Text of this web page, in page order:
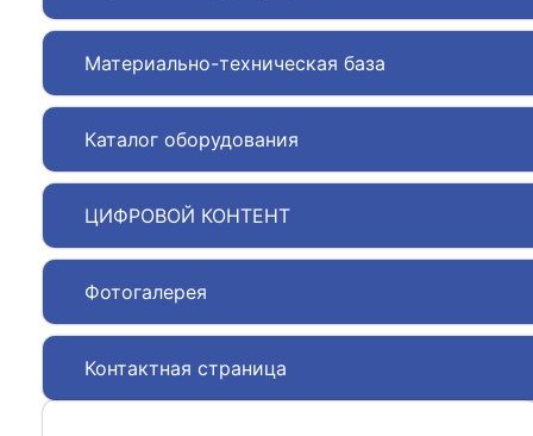
Материально-техническая база
Каталог оборудования
ЦИФРОВОЙ КОНТЕНТ
Фотогалерея
Контактная страница